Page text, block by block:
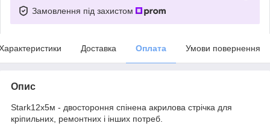
Замовлення під захистом
Доставка Оплата Умови повернення
Опис
Stark12х5м - двостороння спінена акрилова стрічка для
кріпильних, ремонтних і інших потреб.